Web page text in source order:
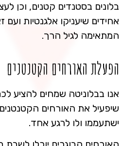
בלונים בסטנדים קטנים, וכן
אחידים שיעניקו אלגנטיות
המתאימה לגיל הרך.
הפעלת האורחים הקטנטנים
אנו בבלוניטה שמחים להציע
שיפעיל את האורחים
ישתעממו ולו לרגע אחד.